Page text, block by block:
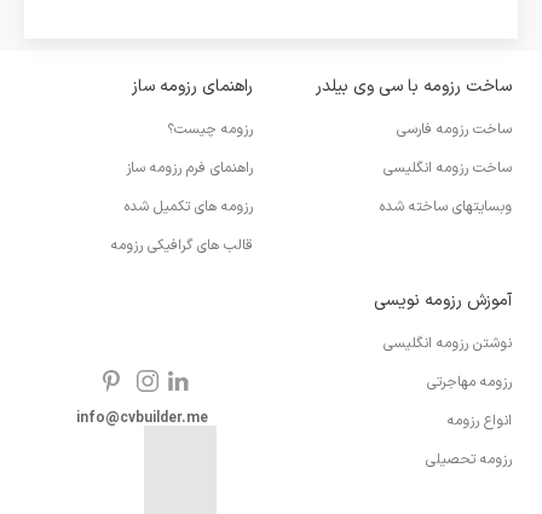
ساخت رزومه با سی وی بیلدر
ساخت رزومه فارسی
ساخت رزومه انگلیسی
وبسایتهای ساخته شده
راهنمای رزومه ساز
رزومه چیست؟
راهنمای فرم رزومه ساز
رزومه های تکمیل شده
قالب های گرافیکی رزومه
آموزش رزومه نویسی
نوشتن رزومه انگلیسی
رزومه مهاجرتی
انواع رزومه
رزومه تحصیلی
info@cvbuilder.me